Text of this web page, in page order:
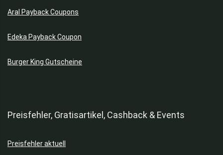
Aral Payback Coupons
Edeka Payback Coupon
Burger King Gutscheine
Preisfehler, Gratisartikel, Cashback & Events
Preisfehler aktuell